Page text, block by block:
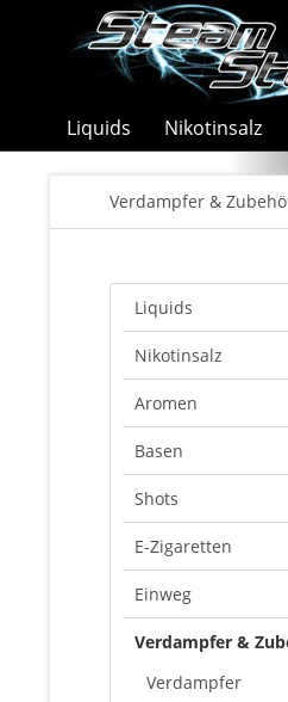
Liquids Nikotinsalz
Verdampfer &
Liquids
Nikotinsalz
Aromen
Basen
Shots
E-Zigaretten
Einweg
Verdampfer &
Verdampfer